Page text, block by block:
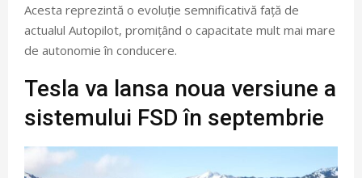
Acesta reprezintă o evoluție semnificativă față de
actualul Autopilot, promițând o capacitate mult mai mare
de autonomie în conducere.
Tesla va lansa noua versiune a
sistemului FSD în septembrie